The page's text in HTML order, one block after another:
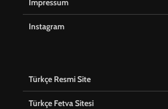
Impressum
Instagram
Türkçe Resmi Site
Türkçe Fetva Sitesi